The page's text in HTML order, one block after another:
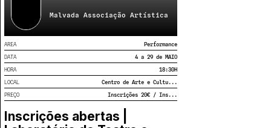
uma relação de proximidade entre públicos
diversificados e a obra artística.
Malvada Associação Artística
AREA
Performance
DATA
4 a 29 de MAIO
HORA
18:30H
LOCAL
Centro de Arte e Cultu...
PREÇO
Inscrições 20€ / Ins...
Inscrições abertas |